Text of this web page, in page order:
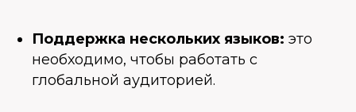
Поддержка нескольких языков: это
необходимо, чтобы работать с
глобальной аудиторией.